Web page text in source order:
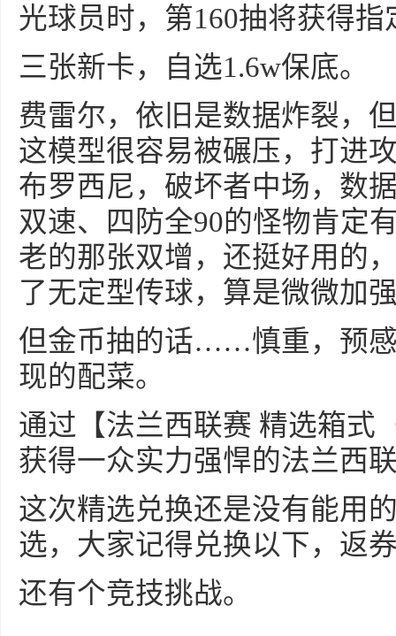
光球员时，第160抽将获得
三张新卡，自选1.6w保底。
费雷尔，依旧是数据炸裂，
这模型很容易被碾压，打进
布罗西尼，破坏者中场，数
双速、四防全90的怪物肯定
老的那张双增，还挺好用的
了无定型传球，算是微微加
但金币抽的话……慎重，预
现的配菜。
通过【法兰西联赛 精选箱式
获得一众实力强悍的法兰西
这次精选兑换还是没有能用
选，大家记得兑换以下，返
还有个竞技挑战。